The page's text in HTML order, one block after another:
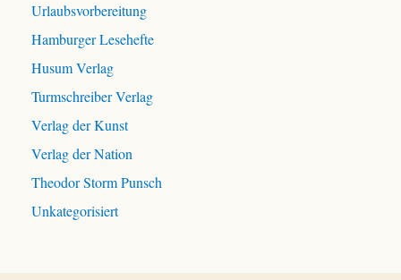
Urlaubsvorbereitung
Hamburger Lesehefte
Husum Verlag
Turmschreiber Verlag
Verlag der Kunst
Verlag der Nation
Theodor Storm Punsch
Unkategorisiert